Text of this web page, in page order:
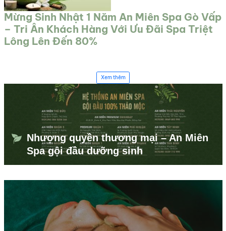
Mừng Sinh Nhật 1 Năm An Miên Spa Gò Vấp
– Tri Ân Khách Hàng Với Ưu Đãi Spa Triệt
Lông Lên Đến 80%
Xem thêm
Nhượng quyền thương mại – An Miên
Spa gội đầu dưỡng sinh